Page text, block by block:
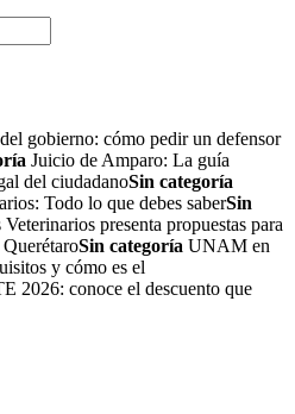
gobierno: cómo pedir un defensor
Juicio de Amparo: La guía
del ciudadanoSin categoría
Todo lo que debes saberSin
presenta propuestas para
Sin categoría UNAM en
y cómo es el
2026: conoce el descuento que